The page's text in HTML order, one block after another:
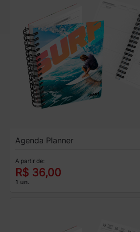
Agenda Planner
A partir de:
R$ 36,00
1 un.